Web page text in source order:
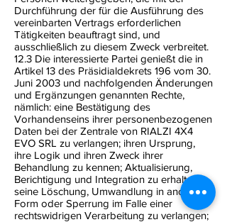
Durchführung der für die Ausführung des
vereinbarten Vertrags erforderlichen
Tätigkeiten beauftragt sind, und
ausschließlich zu diesem Zweck verbreitet.
12.3 Die interessierte Partei genießt die in
Artikel 13 des Präsidialdekrets 196 vom 30.
Juni 2003 und nachfolgenden Änderungen
und Ergänzungen genannten Rechte,
nämlich: eine Bestätigung des
Vorhandenseins ihrer personenbezogenen
Daten bei der Zentrale von RIALZI 4X4
EVO SRL zu verlangen; ihren Ursprung,
ihre Logik und ihren Zweck ihrer
Behandlung zu kennen; Aktualisierung,
Berichtigung und Integration zu erhalten;
seine Löschung, Umwandlung in anonyme
Form oder Sperrung im Falle einer
rechtswidrigen Verarbeitung zu verlangen;